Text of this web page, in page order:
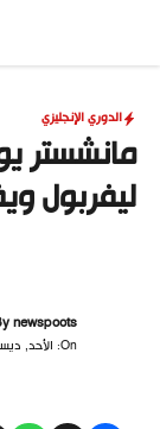
المحتوى
الدوري الإنجليزي
مانشستر
ليفربول
newspoots
On: الأحد, ديسمبر 17, 2023 11:15 مساءً